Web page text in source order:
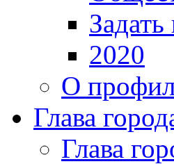
2020
О
Глава
Глава